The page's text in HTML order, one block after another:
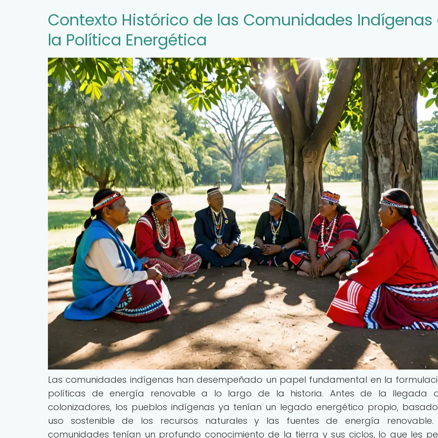
Contexto Histórico de las Comunidades Indígenas
la Política Energética
Las comunidades indígenas han desempeñado un papel fundamental en la
políticas de energía renovable a lo largo de la historia. Antes de la llegada
colonizadores, los pueblos indígenas ya tenían un legado energético propio,
uso sostenible de los recursos naturales y las fuentes de energía renovable.
comunidades tenían un profundo conocimiento de la tierra y sus ciclos, lo que les